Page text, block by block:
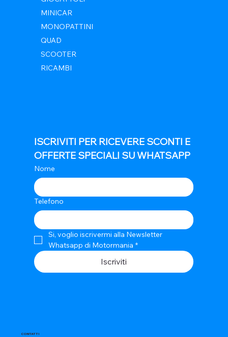
MINICAR
MONOPATTINI
QUAD
SCOOTER
RICAMBI
CONTATTI
ISCRIVITI PER RICEVERE SCONTI E
OFFERTE SPECIALI SU WHATSAPP
Nome
Telefono
Si, voglio iscrivermi alla Newsletter
Whatsapp di Motormania *
Iscriviti